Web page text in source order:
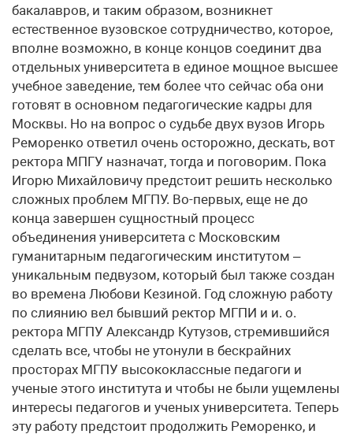
бакалавров, и таким образом, возникнет
естественное вузовское сотрудничество, которое,
вполне возможно, в конце концов соединит два
отдельных университета в единое мощное высшее
учебное заведение, тем более что сейчас оба они
готовят в основном педагогические кадры для
Москвы. Но на вопрос о судьбе двух вузов Игорь
Реморенко ответил очень осторожно, дескать, вот
ректора МПГУ назначат, тогда и поговорим. Пока
Игорю Михайловичу предстоит решить несколько
сложных проблем МГПУ. Во-первых, еще не до
конца завершен сущностный процесс
объединения университета с Московским
гуманитарным педагогическим институтом –
уникальным педвузом, который был также создан
во времена Любови Кезиной. Год сложную работу
по слиянию вел бывший ректор МГПИ и и. о.
ректора МГПУ Александр Кутузов, стремившийся
сделать все, чтобы не утонули в бескрайних
просторах МГПУ высококлассные педагоги и
ученые этого института и чтобы не были ущемлены
интересы педагогов и ученых университета. Теперь
эту работу предстоит продолжить Реморенко, и